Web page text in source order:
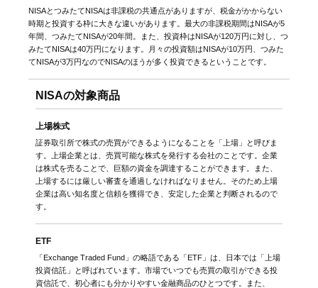
NISAとつみたてNISAは非課税の共通点がありますが、税金がかからない
時期と投資する枠に大きな違いがあります。最大の非課税期間はNISAが5
年間、つみたてNISAが20年間。また、投資枠はNISAが120万円に対し、つ
みたてNISAは40万円になります。月々の投資額はNISAが10万円、つみた
てNISAが3万円なのでNISAのほうが多く投資できるということです。
NISAの対象商品
上場株式
証券取引所で株式の売買ができるようになることを「上場」と呼びま
す。上場企業とは、売買可能な株式を発行する会社のことです。企業
は株式を売ることで、巨額の資金を調達することができます。また、
上場するには厳しい審査を通過しなければなりません。そのため上場
企業は高い知名度と信頼を獲得でき、安定した企業と判断されるので
す。
ETF
「Exchange Traded Fund」の略語である「ETF」は、日本では「上場
投資信託」と呼ばれています。市場でいつでも売買の取引ができる投
資信託で、初心者にも分かりやすい金融商品のひとつです。また、